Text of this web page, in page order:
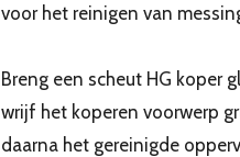
voor het reinigen van
Breng een scheut HG koper
wrijf het koperen voorwerp
daarna het gereinigde